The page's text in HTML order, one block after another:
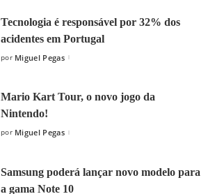
Tecnologia é responsável por 32% dos
acidentes em Portugal
Posted
por Miguel Pegas
Mario Kart Tour, o novo jogo da
Nintendo!
Posted
por Miguel Pegas
Samsung poderá lançar novo modelo para
a gama Note 10